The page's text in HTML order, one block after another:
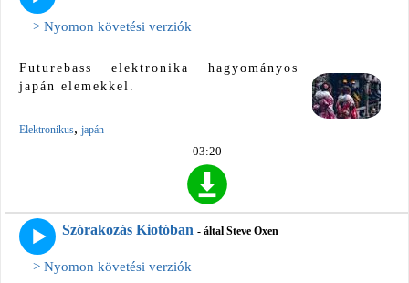
> Nyomon követési verziók
Futurebass elektronika hagyományos
japán elemekkel.
Elektronikus, japán
03:20
Szórakozás Kiotóban - által Steve Oxen
> Nyomon követési verziók